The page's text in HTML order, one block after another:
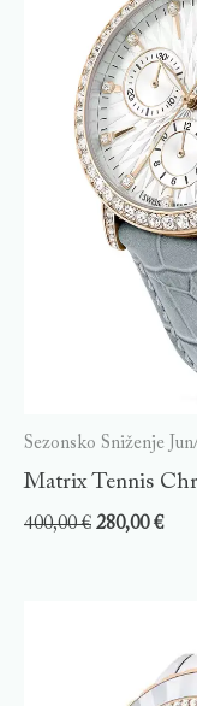
Sezonsko Sniženje
Matrix Tennis
400,00€ 280,00€